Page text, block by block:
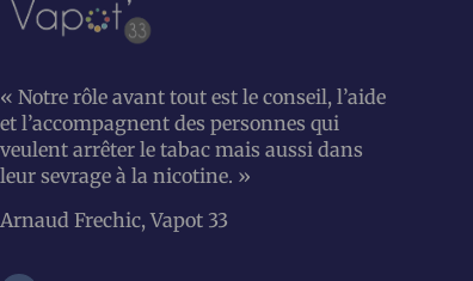
« Notre rôle avant tout est le conseil, l’aide
et l’accompagnent des personnes qui
veulent arrêter le tabac mais aussi dans
leur sevrage à la nicotine. »
Arnaud Frechic, Vapot 33